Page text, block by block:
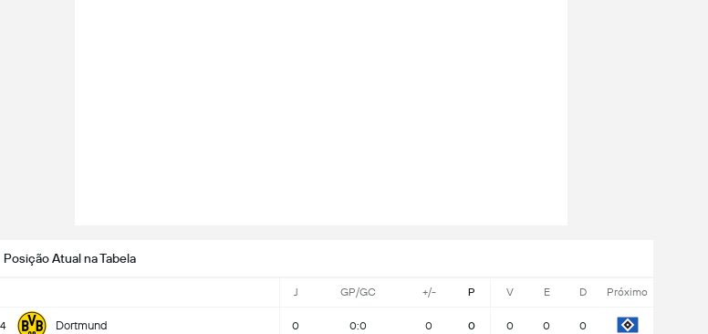
Posição Atual na Tabela
J GP/GC +/- P V E D Próximo
4 Dortmund 0 0:0 0 0 0 0 0